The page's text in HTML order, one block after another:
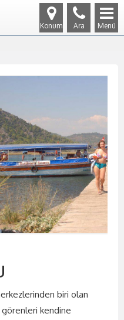
Menü
Ara
Konum
biri olan
kendine